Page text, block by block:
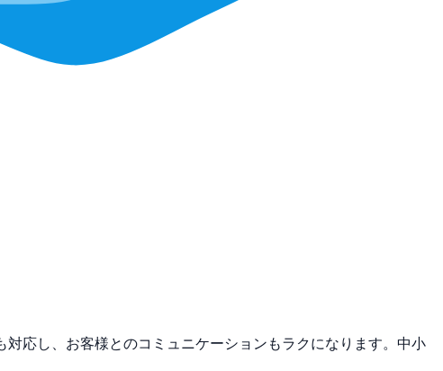
応し、お客様とのコミュニケーションもラクになります。中小